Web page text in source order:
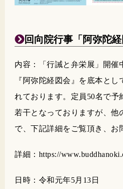
回向院行事「阿弥陀
内容：「行誡と弁栄展」開催
『阿弥陀経図会』を底本とし
れております。定員50名で予
若干となっておりますが、他
で、下記詳細をご覧頂き、お
詳細：https://
日時：令和元年5月13日